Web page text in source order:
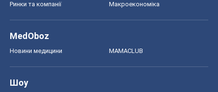
Ринки та компанії Макроекономіка
MedOboz
Новини медицини MAMACLUB
Шоу